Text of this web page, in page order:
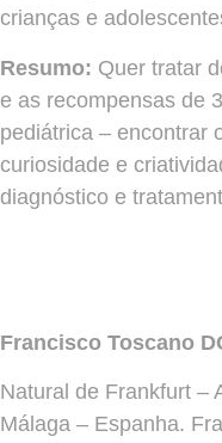
crianças e
Resumo: Quer tratar
e as recompensas de
pediátrica – encontrar
curiosidade e
diagnóstico e
Francisco Toscano
Natural de Frankfurt –
Málaga – Espanha.